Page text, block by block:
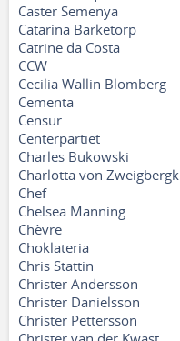
Caster Semenya
Catarina Barketorp
Catrine da Costa
CCW
Cecilia Wallin Blomberg
Cementa
Censur
Centerpartiet
Charles Bukowski
Charlotta von Zweigbergk
Chef
Chelsea Manning
Chèvre
Choklateria
Chris Stattin
Christer Andersson
Christer Danielsson
Christer Pettersson